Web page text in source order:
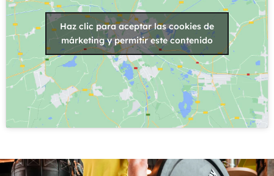
Haz clic para aceptar las cookies de
márketing y permitir este contenido